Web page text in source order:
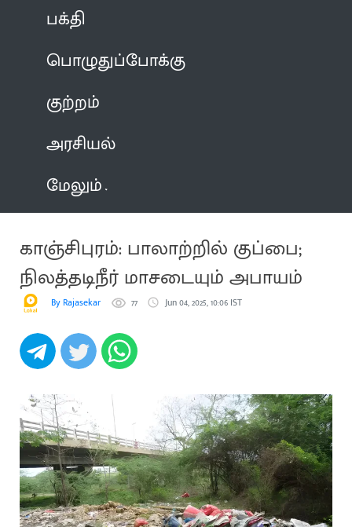
பக்தி
பொழுதுப்போக்கு
குற்றம்
அரசியல்
மேலும்
காஞ்சிபுரம்: பாலாற்றில் குப்பை;
நிலத்தடிநீர் மாசடையும் அபாயம்
By Rajasekar 77 Jun 04, 2025, 10:06 IST